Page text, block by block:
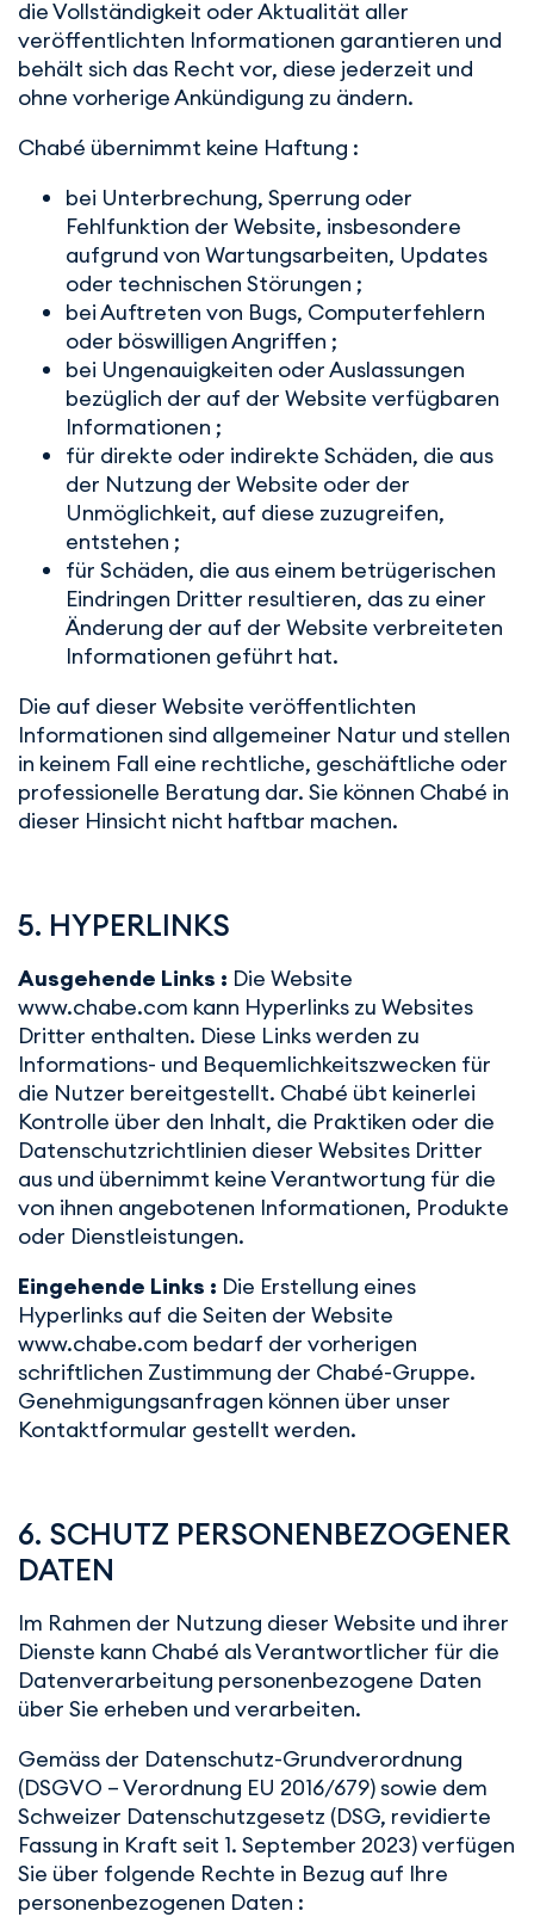
die Vollständigkeit oder Aktualität aller
veröffentlichten Informationen garantieren und
behält sich das Recht vor, diese jederzeit und
ohne vorherige Ankündigung zu ändern.
Chabé übernimmt keine Haftung :
bei Unterbrechung, Sperrung oder
Fehlfunktion der Website, insbesondere
aufgrund von Wartungsarbeiten, Updates
oder technischen Störungen ;
bei Auftreten von Bugs, Computerfehlern
oder böswilligen Angriffen ;
bei Ungenauigkeiten oder Auslassungen
bezüglich der auf der Website verfügbaren
Informationen ;
für direkte oder indirekte Schäden, die aus
der Nutzung der Website oder der
Unmöglichkeit, auf diese zuzugreifen,
entstehen ;
für Schäden, die aus einem betrügerischen
Eindringen Dritter resultieren, das zu einer
Änderung der auf der Website verbreiteten
Informationen geführt hat.
Die auf dieser Website veröffentlichten
Informationen sind allgemeiner Natur und stellen
in keinem Fall eine rechtliche, geschäftliche oder
professionelle Beratung dar. Sie können Chabé in
dieser Hinsicht nicht haftbar machen.
5. HYPERLINKS
Ausgehende Links : Die Website
www.chabe.com kann Hyperlinks zu Websites
Dritter enthalten. Diese Links werden zu
Informations- und Bequemlichkeitszwecken für
die Nutzer bereitgestellt. Chabé übt keinerlei
Kontrolle über den Inhalt, die Praktiken oder die
Datenschutzrichtlinien dieser Websites Dritter
aus und übernimmt keine Verantwortung für die
von ihnen angebotenen Informationen, Produkte
oder Dienstleistungen.
Eingehende Links : Die Erstellung eines
Hyperlinks auf die Seiten der Website
www.chabe.com bedarf der vorherigen
schriftlichen Zustimmung der Chabé-Gruppe.
Genehmigungsanfragen können über unser
Kontaktformular gestellt werden.
6. SCHUTZ PERSONENBEZOGENER
DATEN
Im Rahmen der Nutzung dieser Website und ihrer
Dienste kann Chabé als Verantwortlicher für die
Datenverarbeitung personenbezogene Daten
über Sie erheben und verarbeiten.
Gemäss der Datenschutz-Grundverordnung
(DSGVO – Verordnung EU 2016/679) sowie dem
Schweizer Datenschutzgesetz (DSG, revidierte
Fassung in Kraft seit 1. September 2023) verfügen
Sie über folgende Rechte in Bezug auf Ihre
personenbezogenen Daten :